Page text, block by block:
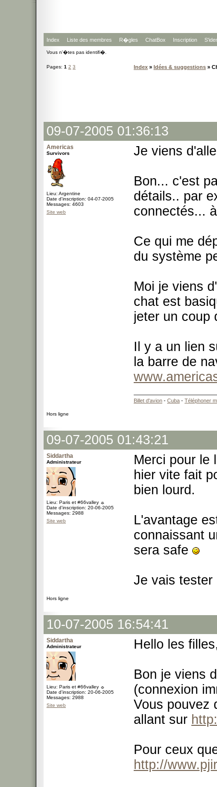
Index Liste des membres R�gles ChatBox Inscription
Vous n'�tes pas identifi�.
Pages: 1 2 3 Index » Idées & suggestions »
09-07-2005 01:36:13
Americas
Survivors
Lieu: Argentine
Date d'inscription: 04-07-2005
Messages: 4603
Site web
Je viens
Bon... c'est
détails.. par
connectés...
Ce qui me
du système
Moi je viens
chat est
jeter un coup
Il y a un lien
la barre de
Billet d'avion - Cuba - Téléphoner
Hors ligne
09-07-2005 01:43:21
Siddartha
Administrateur
Lieu: Paris et #66valley ☼
Date d'inscription: 20-06-2005
Messages: 2988
Site web
Merci pour le
hier vite fait
bien lourd.
L'avantage
connaissant
sera safe
Je vais
Hors ligne
10-07-2005 16:54:41
Siddartha
Administrateur
Lieu: Paris et #66valley ☼
Date d'inscription: 20-06-2005
Messages: 2988
Site web
Hello les
Bon je viens
(connexion
Vous pouvez
allant sur
Pour ceux
http://